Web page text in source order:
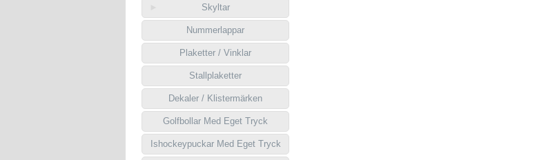
Skyltar
Nummerlappar
Plaketter / Vinklar
Stallplaketter
Dekaler / Klistermärken
Golfbollar Med Eget Tryck
Ishockeypuckar Med Eget Tryck